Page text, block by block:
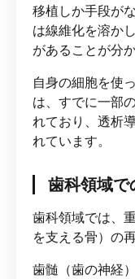
移植しか手段が
は線維化を溶か
があることが分
自身の細胞を使
は、すでに一部
れており、透析
れています。
歯科領域で
歯科領域では、
を支える骨）の
歯髄（歯の神経